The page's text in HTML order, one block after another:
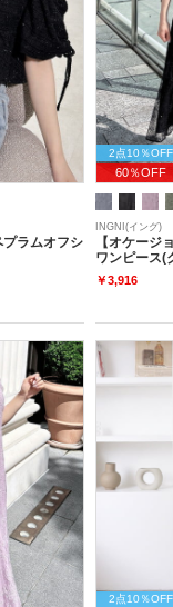
プラムオフシ
2点10％OFF
60％OFF
INGNI(イング)
【オケージ
ワンピース(
￥3,916
2点10％OFF